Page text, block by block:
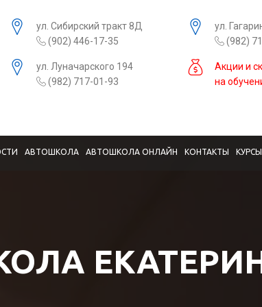
ул. Сибирский тракт 8Д
(902) 446-17-35
ул.
(982)
ул. Луначарского 194
(982) 717-01-93
Акции и
на
АВТОШКОЛА АВТОШКОЛА ОНЛАЙН КОНТАКТЫ